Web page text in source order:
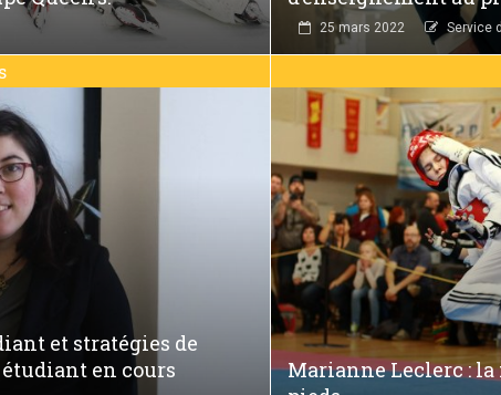
25 mars 2022 Service
et stratégies de
en cours
Marianne Leclerc :